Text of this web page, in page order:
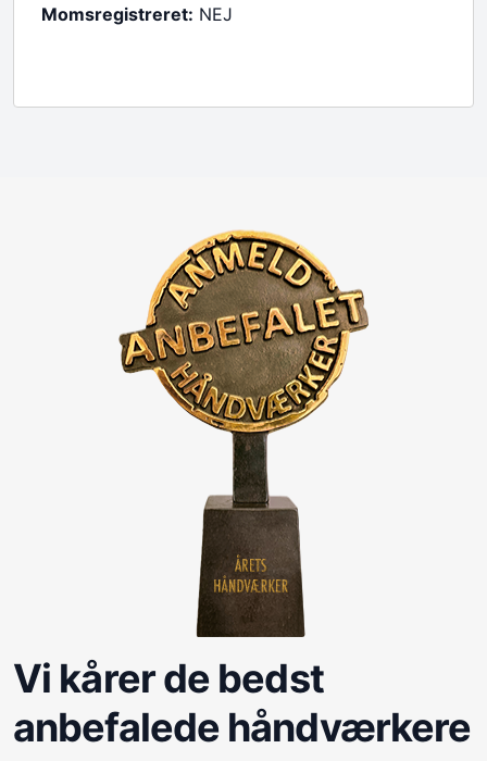
Momsregistreret: NEJ
Vi kårer de bedst
anbefalede håndværkere